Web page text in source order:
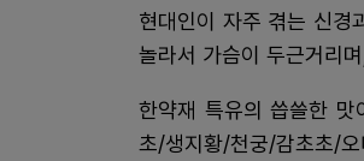
현대인이 자주 겪는 신경
놀라서 가슴이 두근거리
한약재 특유의 씁쓸한
초/생지황/천궁/감초초/